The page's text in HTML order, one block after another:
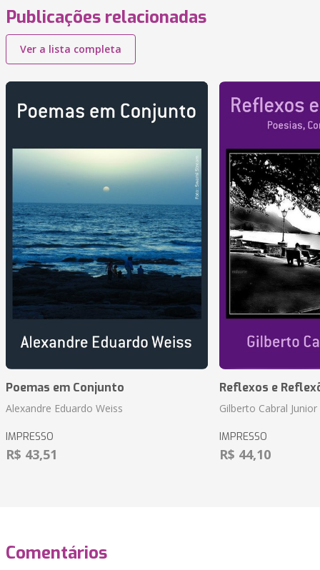
Publicações relacionadas
Ver a lista completa
Poemas em Conjunto
Alexandre Eduardo Weiss
IMPRESSO
R$ 43,51
Reflexos e
Gilberto Cabral Junior
IMPRESSO
R$ 44,10
Comentários